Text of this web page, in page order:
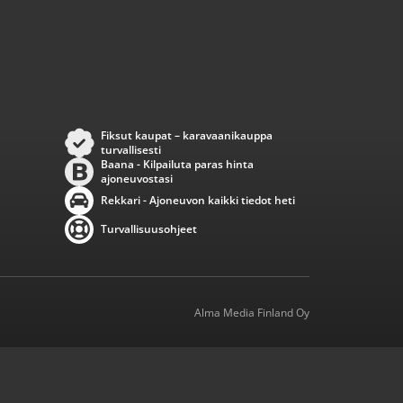
Fiksut kaupat – karavaanikauppa
turvallisesti
Baana - Kilpailuta paras hinta
ajoneuvostasi
Rekkari - Ajoneuvon kaikki tiedot heti
Turvallisuusohjeet
Alma Media Finland Oy